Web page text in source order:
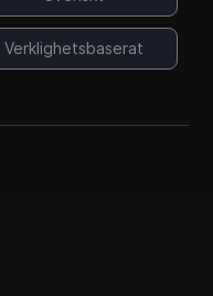
Verklighetsbaserat